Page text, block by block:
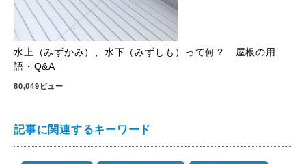
水上（みずかみ）、水下（みずしも）って何？ 屋根の用
語・Q&A
80,049ビュー
記事に関連するキーワード